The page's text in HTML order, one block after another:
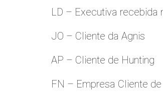
LD – Executiva recebida
JO – Cliente da Agnis
AP – Cliente de Hunting
FN – Empresa Cliente